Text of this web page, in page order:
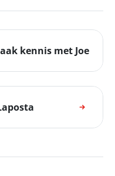
kennis met Joe